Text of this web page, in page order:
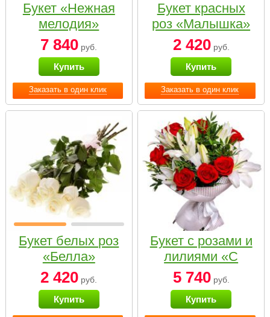
Заказать в один клик
Букет «Нежная
мелодия»
7 840 руб.
Купить
Заказать в один клик
Букет красных
роз «Малышка»
2 420руб.
Купить
Букет белых роз
«Белла»
2 420 руб.
Купить
Букет с розами и
лилиями «С
наилучшими
пожеланиями»
5 740руб.
Купить